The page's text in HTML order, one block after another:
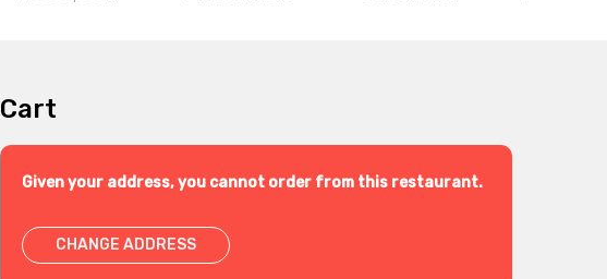
Cart
Given your address, you cannot order from this restaurant.
CHANGE ADDRESS